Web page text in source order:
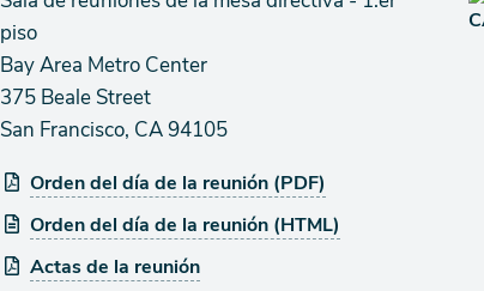
piso
Bay Area Metro Center
375 Beale Street
San Francisco, CA 94105
Orden del día de la reunión (PDF)
Orden del día de la reunión (HTML)
Actas de la reunión